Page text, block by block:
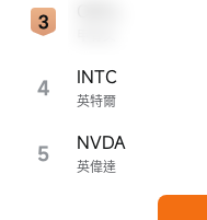
4 英特爾
INTC
5 英偉達
NVDA